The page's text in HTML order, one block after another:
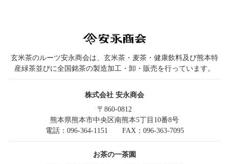
玄米茶のルーツ安永商会は、玄米茶・麦茶・健康飲料及び熊本特
産緑茶並びに全国銘茶の製造加工・卸・販売を行っています。
株式会社 安永商会
〒860-0812
熊本県熊本市中央区南熊本5丁目10番8号
電話：096-364-1151
FAX：096-363-7095
お茶の一茶園